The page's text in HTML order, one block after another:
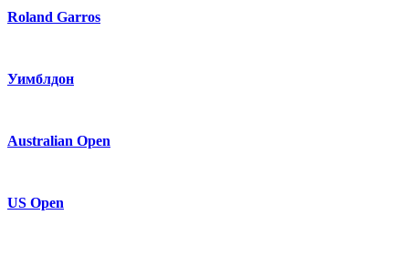
Roland Garros
Уимблдон
Australian Open
US Open